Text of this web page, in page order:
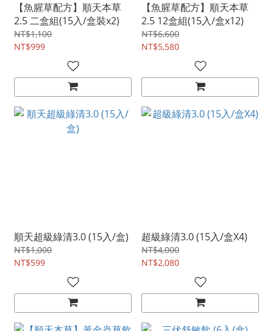
【魚腥草配方】順天本草
2.5 二盒組(15入/盒裝x2)
NT$1,100
NT$999
【魚腥草配方】順天本草
2.5 12盒組(15入/盒x12)
NT$6,600
NT$5,580
順天超級綠清3.0 (15入/盒)
NT$1,000
NT$599
超級綠清3.0 (15入/盒X4)
NT$4,000
NT$2,080